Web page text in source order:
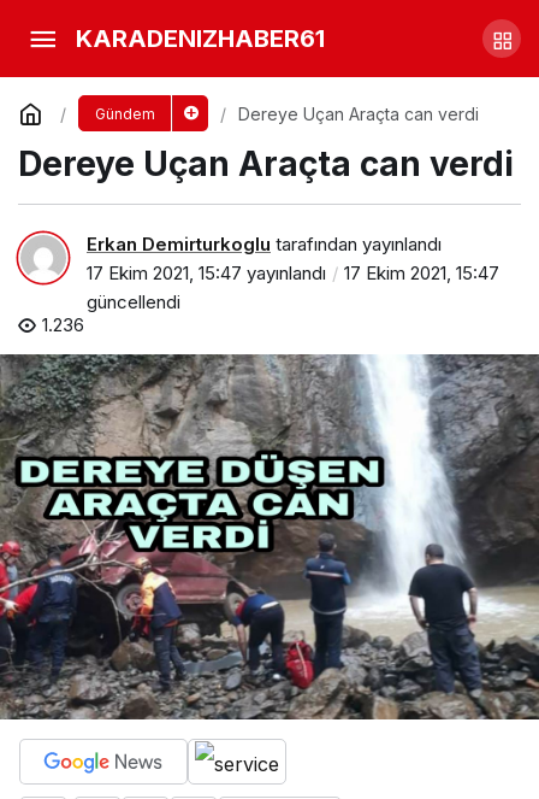
KARADENIZHABER61
Gündem Dereye Uçan Araçta can verdi
Dereye Uçan Araçta can verdi
Erkan Demirturkoglu tarafından yayınlandı
17 Ekim 2021, 15:47 yayınlandı
17 Ekim 2021, 15:47
güncellendi
1.236
Biri Yeni yaptırdığı evini digeri
hastası için geliyorlardı
Yorum Yap